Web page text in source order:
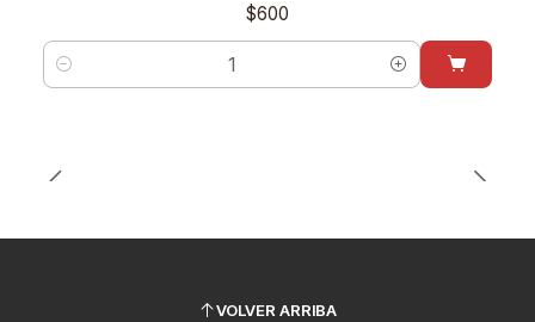
$600
Cantidad
VOLVER ARRIBA